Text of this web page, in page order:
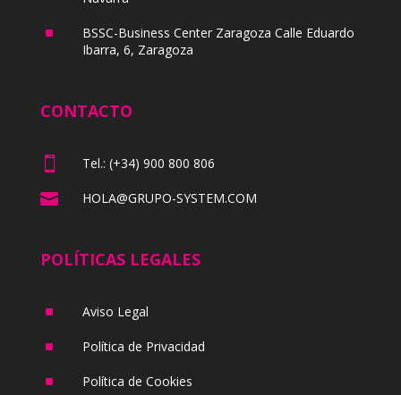
^
BSSC-Business Center Zaragoza Calle Eduardo
Ibarra, 6, Zaragoza
CONTACTO
 Tel.: (+34) 900 800 806
 HOLA@GRUPO-SYSTEM.COM
POLÍTICAS LEGALES
^ Aviso Legal
^ Política de Privacidad
^ Política de Cookies